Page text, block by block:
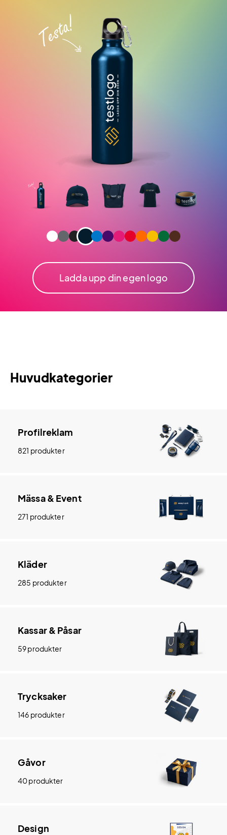
Ladda upp din egen logo
Huvudkategorier
Profilreklam
821 produkter
Mässa & Event
271 produkter
Kläder
285 produkter
Kassar & Påsar
59 produkter
Trycksaker
146 produkter
Gåvor
40 produkter
Design